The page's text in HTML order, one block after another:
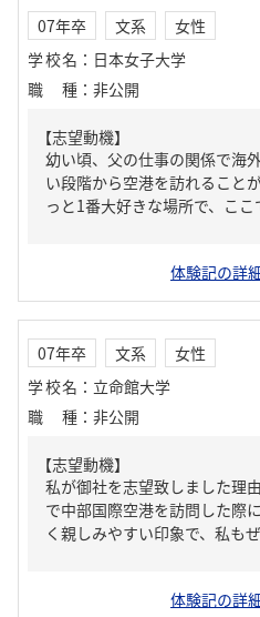
07年卒 文系
女性
学校名 ： 日本女子大学
職種 ： 非公開
【志望動機】
幼い頃、父の仕事の関係で海
い段階から空港を訪れること
っと1番大好きな場所で、こ
体験記の詳
07年卒 文系
女性
学校名 ： 立命館大学
職種 ： 非公開
【志望動機】
私が御社を志望致しました理
で中部国際空港を訪問した際
く親しみやすい印象で、私も
体験記の詳